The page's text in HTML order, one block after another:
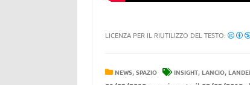
LICENZA PER IL RIUTILIZZO DEL TESTO:
NEWS, SPAZIO INSIGHT, LANCIO,